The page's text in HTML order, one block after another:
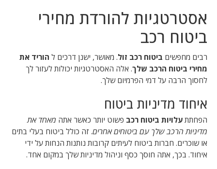
אסטרטגיות להורדת מחירי
ביטוח רכב
רבים מחפשים ביטוח רכב זול. מאושר, ישנן דרכים ל הוריד את
מחירי ביטוח הרכב שלך. אלה האסטרטגיות יכולות לעזור לך
לחסוך הרבה על דמי הפרמיום שלך.
איחוד מדיניות ביטוח
הפחתתעלויות ביטוח רכב פשוט יותר כאשר אתה מאחד את
מדיניות הרכב שלך עם ביטוחים אחרים. זה כולל ביטוח בעלי בתים
או שוכרים. חברות ביטוח לעיתים קרובות נותנות הנחות על ידי
איחוד. בכך, אתה חוסך כסף וניהול מדיניות שלך במקום אחד.